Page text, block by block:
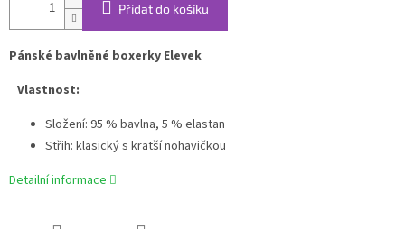
Přidat do košíku
Pánské bavlněné boxerky Elevek
Vlastnost:
Složení: 95 % bavlna, 5 % elastan
Střih: klasický s kratší nohavičkou
Detailní informace